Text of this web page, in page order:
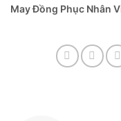
May Đồng Phục Nhân